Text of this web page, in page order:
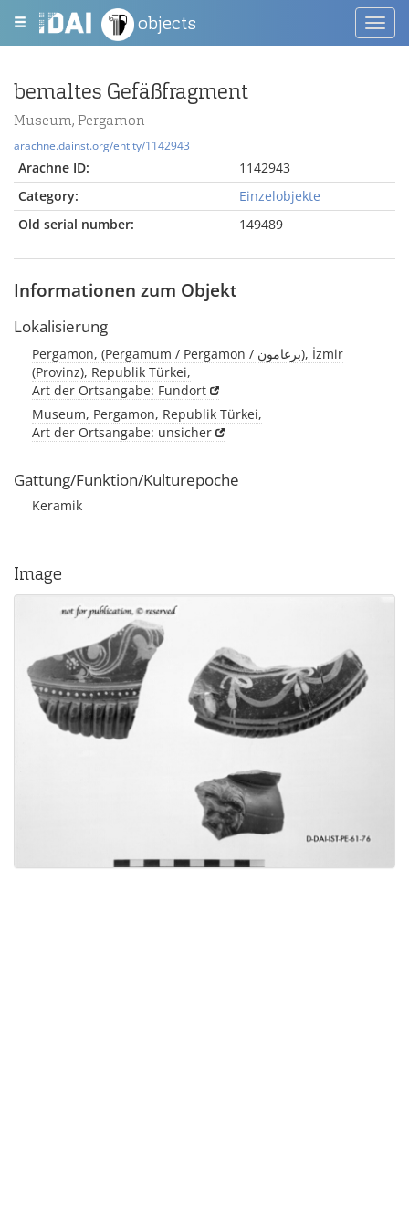
objects
bemaltes Gefäßfragment
Museum, Pergamon
arachne.dainst.org/entity/1142943
Arachne ID:
1142943
Category:
Einzelobjekte
Old serial number:
149489
Informationen zum Objekt
Lokalisierung
Pergamon, (Pergamum / Pergamon / برغامون), İzmir
(Provinz), Republik Türkei,
Art der Ortsangabe: Fundort
Museum, Pergamon, Republik Türkei,
Art der Ortsangabe: unsicher
Gattung/Funktion/Kulturepoche
Keramik
Image